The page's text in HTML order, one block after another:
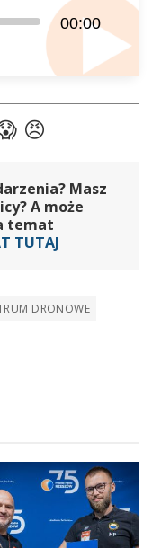
00:00
Masz
A może
temat
TUTAJ
DRONOWE